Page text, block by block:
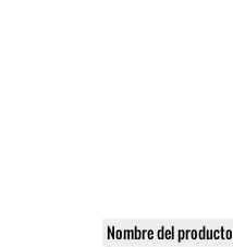
Nombre del producto